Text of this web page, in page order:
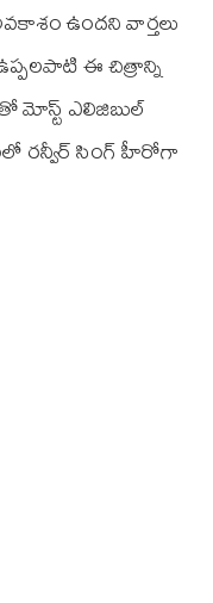
ఉందని వార్తలు
ఈ చిత్రాన్ని
తో మోస్ట్ ఎలిజిబుల్
రన్వీర్ సింగ్ హీరోగా